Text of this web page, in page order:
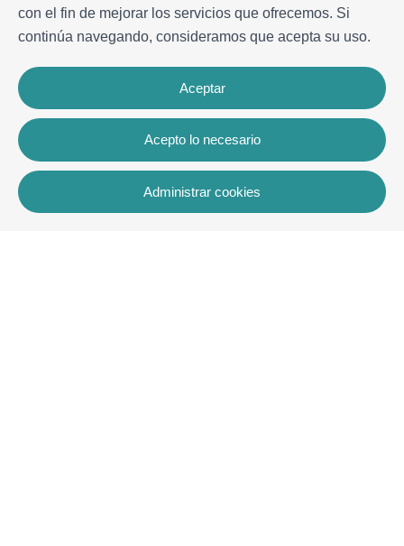
con el fin de mejorar los servicios que ofrecemos. Si
continúa navegando, consideramos que acepta su uso.
Aceptar
Acepto lo necesario
Administrar cookies